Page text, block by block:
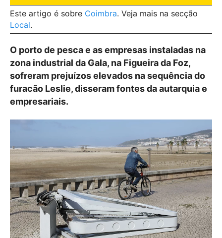
Este artigo é sobre Coimbra. Veja mais na secção
Local.
O porto de pesca e as empresas instaladas na
zona industrial da Gala, na Figueira da Foz,
sofreram prejuízos elevados na sequência do
furacão Leslie, disseram fontes da autarquia e
empresariais.